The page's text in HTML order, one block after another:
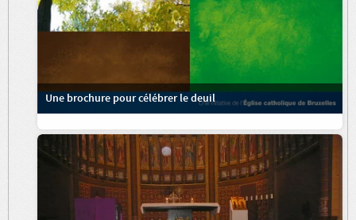
Une brochure pour célébrer le deuil